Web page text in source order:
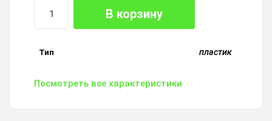
В корзину
Тип пластик
Посмотреть все характеристики